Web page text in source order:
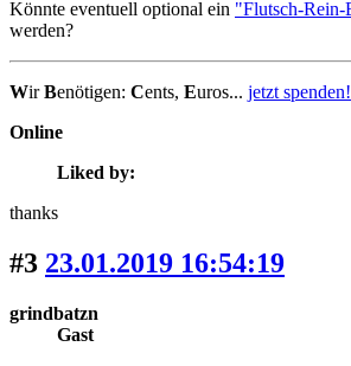
Könnte eventuell optional ein "Flutsch-
werden?
WirBenötigen: Cents, Euros... jetzt spenden!
Online
Liked by:
thanks
#3 23.01.2019 16:54:19
grindbatzn
Gast